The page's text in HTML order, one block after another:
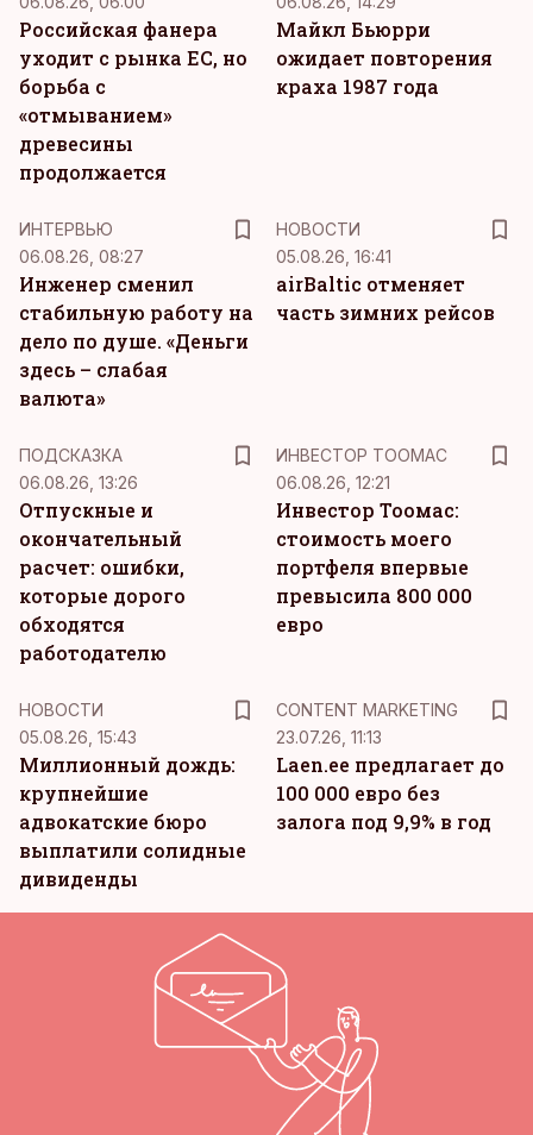
Российская фанера
уходит с рынка ЕС, но
борьба с
«отмыванием»
древесины
продолжается
Майкл Бьюрри
ожидает повторения
краха 1987 года
ИНТЕРВЬЮ
06.08.26, 08:27
Инженер сменил
стабильную работу на
дело по душе. «Деньги
здесь – слабая
валюта»
НОВОСТИ
05.08.26, 16:41
airBaltic отменяет
часть зимних рейсов
ПОДСКАЗКА
06.08.26, 13:26
Отпускные и
окончательный
расчет: ошибки,
которые дорого
обходятся
работодателю
ИНВЕСТОР ТООМАС
06.08.26, 12:21
Инвестор Тоомас:
стоимость моего
портфеля впервые
превысила 800 000
евро
НОВОСТИ
05.08.26, 15:43
Миллионный дождь:
крупнейшие
адвокатские бюро
выплатили солидные
дивиденды
CONTENT MARKETING
23.07.26, 11:13
Laen.ee предлагает до
100 000 евро без
залога под 9,9% в год